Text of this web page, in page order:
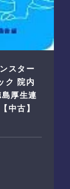
スター
ク 院内
厚生連
中古】